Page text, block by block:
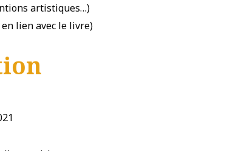
artistiques…)
lien avec le livre)